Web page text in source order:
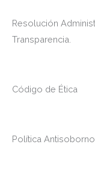
Resolución
Transparencia.
Código de Ética
Política Antisoborno